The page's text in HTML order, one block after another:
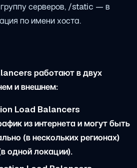
серверов, /static — в
по имени хоста.
работают в двух
и внешнем:
Load Balancers
из интернета и могут быть
(в нескольких регионах)
одной локации).